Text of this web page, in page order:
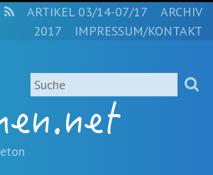
RSSARTIKEL 03/14-07/17
ARCHIV
2017
IMPRESSUM/KONTAKT
Suche